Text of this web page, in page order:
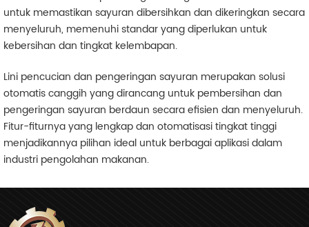
untuk memastikan sayuran dibersihkan dan dikeringkan secara
menyeluruh, memenuhi standar yang diperlukan untuk
kebersihan dan tingkat kelembapan.
Lini pencucian dan pengeringan sayuran merupakan solusi
otomatis canggih yang dirancang untuk pembersihan dan
pengeringan sayuran berdaun secara efisien dan menyeluruh.
Fitur-fiturnya yang lengkap dan otomatisasi tingkat tinggi
menjadikannya pilihan ideal untuk berbagai aplikasi dalam
industri pengolahan makanan.